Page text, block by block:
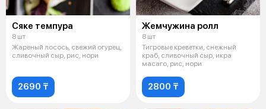
Сяке темпура
8 шт
Жареный лосось, свежий огурец,
сливочный сыр, рис, нори
2690 ₸
Жемчужина ролл
8 шт
Тигровые креветки, снежный
краб, сливочный сыр, икра
масаго, рис, нори
2800 ₸